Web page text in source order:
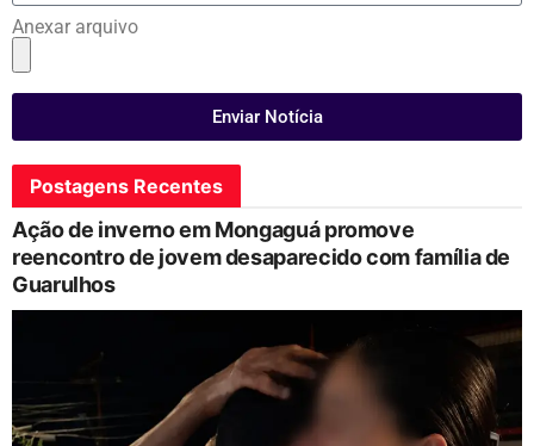
Anexar arquivo
Enviar Notícia
Postagens Recentes
Ação de inverno em Mongaguá promove
reencontro de jovem desaparecido com família de
Guarulhos